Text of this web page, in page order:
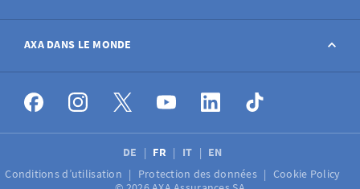
Contact
Déclarer sinistre
Postes à pourvoir
Médias
AXA DANS LE MONDE
AXA dans le monde
DE FR IT
EN
Conditions d’utilisation
Protection des données
Cookie Policy